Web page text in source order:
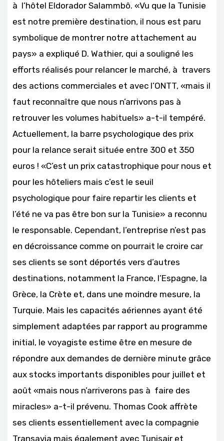
à l’hôtel Eldorador Salammbô. «Vu que la Tunisie
est notre première destination, il nous est paru
symbolique de montrer notre attachement au
pays» a expliqué D. Wathier, qui a souligné les
efforts réalisés pour relancer le marché, à travers
des actions commerciales et avec l’ONTT, «mais il
faut reconnaître que nous n’arrivons pas à
retrouver les volumes habituels» a-t-il tempéré.
Actuellement, la barre psychologique des prix
pour la relance serait située entre 300 et 350
euros ! «C’est un prix catastrophique pour nous et
pour les hôteliers mais c’est le seuil
psychologique pour faire repartir les clients et
l’été ne va pas être bon sur la Tunisie» a reconnu
le responsable. Cependant, l’entreprise n’est pas
en décroissance comme on pourrait le croire car
ses clients se sont déportés vers d’autres
destinations, notamment la France, l’Espagne, la
Grèce, la Crète et, dans une moindre mesure, la
Turquie. Mais les capacités aériennes ayant été
simplement adaptées par rapport au programme
initial, le voyagiste estime être en mesure de
répondre aux demandes de dernière minute grâce
aux stocks importants disponibles pour juillet et
août «mais nous n’arriverons pas à faire des
miracles» a-t-il prévenu. Thomas Cook affrète
ses clients essentiellement avec la compagnie
Transavia mais également avec Tunisair et